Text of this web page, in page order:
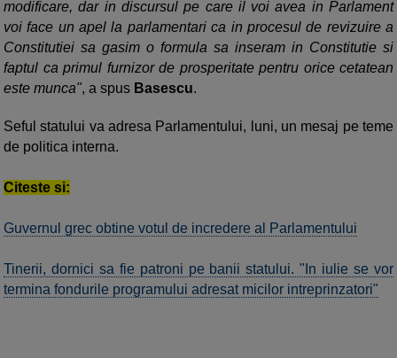
modificare, dar in discursul pe care il voi avea in Parlament
voi face un apel la parlamentari ca in procesul de revizuire a
Constitutiei sa gasim o formula sa inseram in Constitutie si
faptul ca primul furnizor de prosperitate pentru orice cetatean
este munca", a spus Basescu.
Seful statului va adresa Parlamentului, luni, un mesaj pe teme
de politica interna.
Citeste si:
Guvernul grec obtine votul de incredere al Parlamentului
Tinerii, dornici sa fie patroni pe banii statului. "In iulie se vor
termina fondurile programului adresat micilor intreprinzatori"